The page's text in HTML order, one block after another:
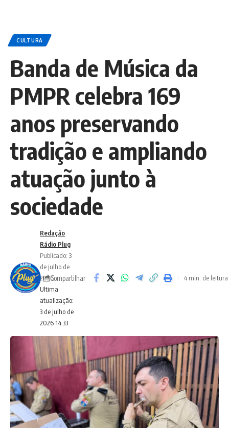
CULTURA
Banda de Música da
PMPR celebra 169
anos preservando
tradição e ampliando
atuação junto à
sociedade
Ultima
atualização:
3 de julho de
2026 14:33
Redação
Rádio Plug
Publicado: 3
de julho de
2026Compartilhar 4 min. de leitura